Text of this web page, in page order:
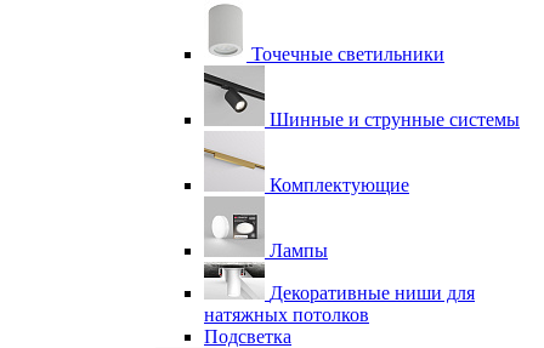
Точечные светильники
Шинные и струнные системы
Комплектующие
Лампы
Декоративные ниши для
натяжных потолков
Подсветка